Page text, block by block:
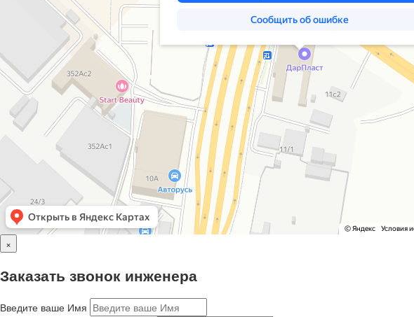
×
Заказать звонок инженера
Введите ваше Имя